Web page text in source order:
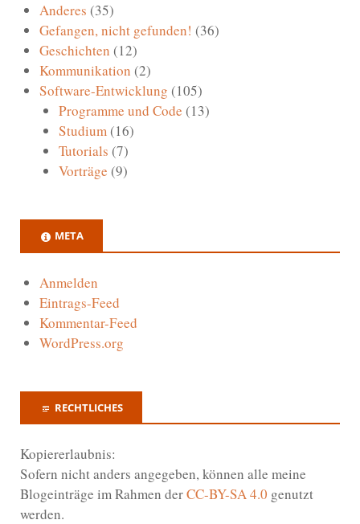
Anderes (35)
Gefangen, nicht gefunden! (36)
Geschichten (12)
Kommunikation (2)
Software-Entwicklung (105)
Programme und Code (13)
Studium(16)
Tutorials (7)
Vorträge (9)
META
Anmelden
Eintrags-Feed
Kommentar-Feed
WordPress.org
RECHTLICHES
Kopiererlaubnis:
Sofern nicht anders angegeben, können alle meine
Blogeinträge im Rahmen derCC-BY-SA 4.0 genutzt
werden.